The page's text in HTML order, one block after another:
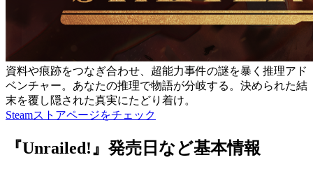
資料や痕跡をつなぎ合わせ、超能力事件の謎を暴く推理アド
ベンチャー。あなたの推理で物語が分岐する。決められた結
末を覆し隠された真実にたどり着け。
Steamストアページをチェック
『Unrailed!』発売日など基本情報